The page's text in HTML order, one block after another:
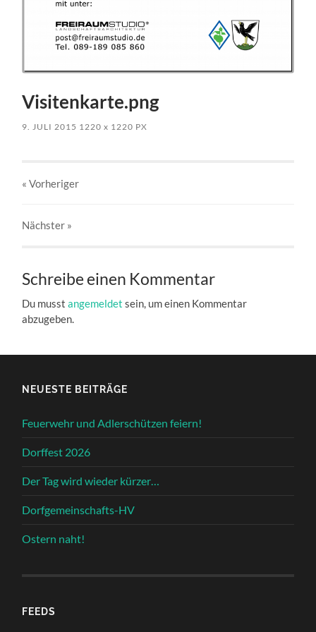
Visitenkarte.png
9. JULI 2015 1220x 1220 PX
« Vorheriger
Nächster »
Schreibe einen Kommentar
Du musstangemeldet sein, um einen Kommentar
abzugeben.
NEUESTE BEITRÄGE
Feuerwehr und Adlerschützen feiern!
Dorffest 2026
Der Tag wird wieder kürzer…
Dorfgemeinschafts-HV
Ostern naht!
FEEDS